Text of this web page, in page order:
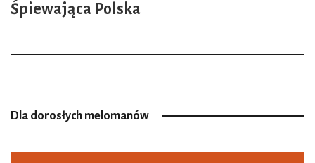
Śpiewająca Polska
Dla dorosłych melomanów